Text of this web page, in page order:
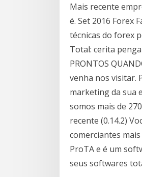
Mais recente
é. Set 2016 Forex
técnicas do forex
Total: cerita
PRONTOS
venha nos visitar.
marketing da sua
somos mais de
recente (0.14.2)
comerciantes
ProTA e é um
seus softwares